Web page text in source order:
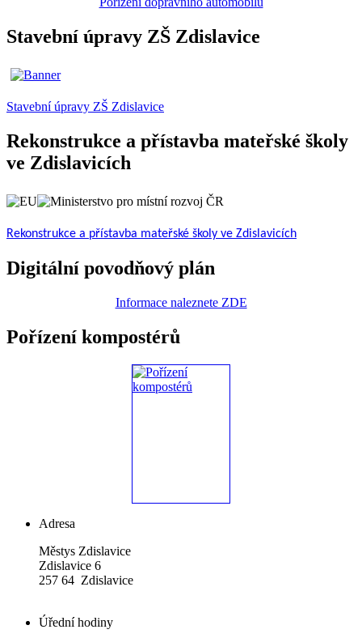
Stavební úpravy ZŠ Zdislavice
Stavební úpravy ZŠ Zdislavice
Rekonstrukce a přístavba mateřské školy
ve Zdislavicích
Rekonstrukce a přístavba mateřské školy ve Zdislavicích
Digitální povodňový plán
Informace naleznete ZDE
Pořízení kompostérů
Adresa
Městys Zdislavice
Zdislavice 6
257 64 Zdislavice
Úřední hodiny